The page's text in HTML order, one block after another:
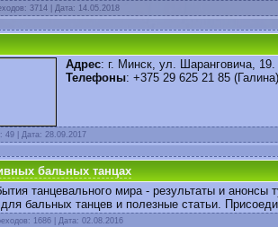
3714 | Дата: 14.05.2018
Адрес: г. Минск, ул. Шаранговича, 19.
Телефоны: +375 29 625 21 85 (Галина)
49 | Дата: 28.09.2017
бальных танцах
танцевального мира - результаты и анонсы
бальных танцев и полезные статьи.
1686 | Дата: 02.08.2016